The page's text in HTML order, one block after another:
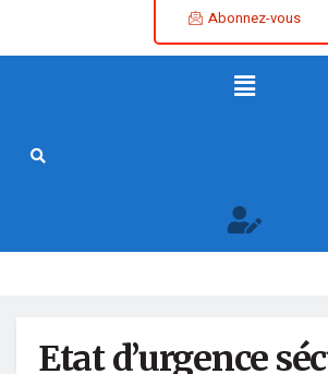
Abonnez-vous
Etat d’urgence